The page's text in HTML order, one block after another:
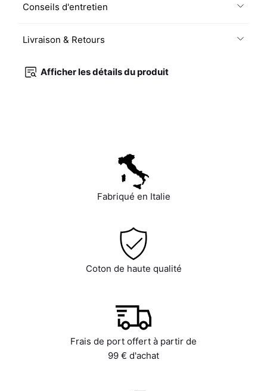
Blanc
Conseils d'entretien
Livraison & Retours
Afficher les détails du produit
Fabriqué en Italie
Coton de haute qualité
Frais de port offert à partir de
99 € d'achat